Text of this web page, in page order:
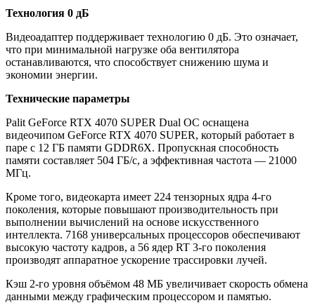
Технология 0 дБ
Видеоадаптер поддерживает технологию 0 дБ. Это означает,
что при минимальной нагрузке оба вентилятора
останавливаются, что способствует снижению шума и
экономии энергии.
Технические параметры
Palit GeForce RTX 4070 SUPER Dual OC оснащена
видеочипом GeForce RTX 4070 SUPER, который работает в
паре с 12 ГБ памяти GDDR6X. Пропускная способность
памяти составляет 504 ГБ/с, а эффективная частота — 21000
МГц.
Кроме того, видеокарта имеет 224 тензорных ядра 4-го
поколения, которые повышают производительность при
выполнении вычислений на основе искусственного
интеллекта. 7168 универсальных процессоров обеспечивают
высокую частоту кадров, а 56 ядер RT 3-го поколения
производят аппаратное ускорение трассировки лучей.
Кэш 2-го уровня объёмом 48 МБ увеличивает скорость обмена
данными между графическим процессором и памятью.